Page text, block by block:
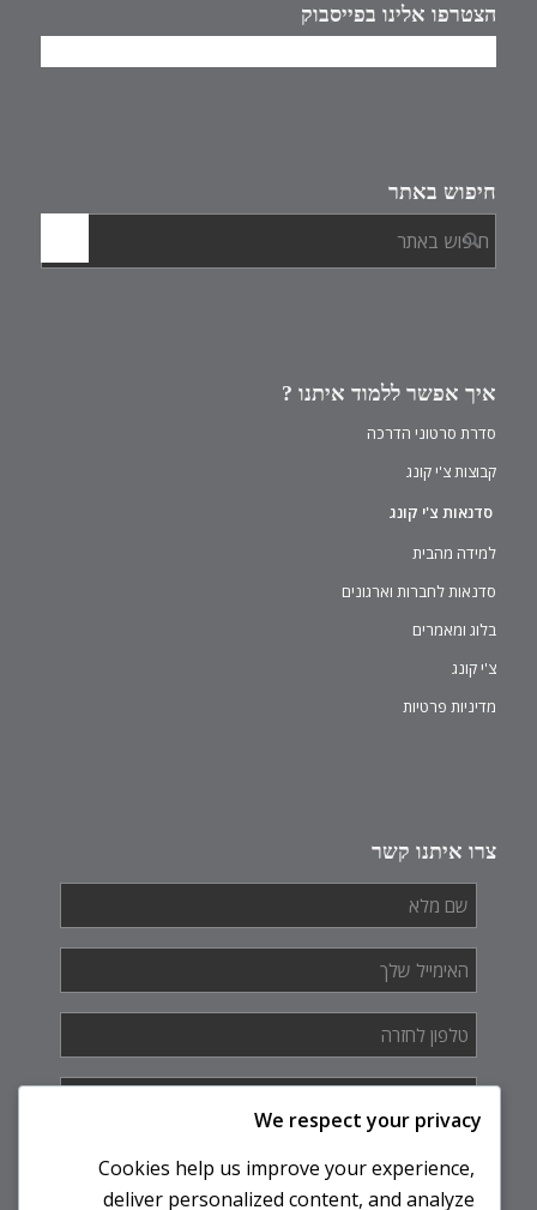
הצטרפו אלינו בפייסבוק
חיפוש באתר
איך אפשר ללמוד איתנו ?
סדרת סרטוני הדרכה
קבוצות צ'י קונג
סדנאות צ'י קונג
למידה מהבית
סדנאות לחברות וארגונים
בלוג ומאמרים
צ'י קונג
מדיניות פרטיות
צרו איתנו קשר
שם
מלא *
האימייל
שלך *
טלפון
לחזרה *
איך
יכולים
לך?
We respect your privacy
Cookies help us improve your experience,
deliver personalized content, and analyze